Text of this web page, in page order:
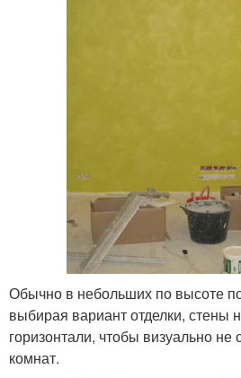
Обычно в небольших по высоте
выбирая вариант отделки, стены
горизонтали, чтобы визуально не
комнат.